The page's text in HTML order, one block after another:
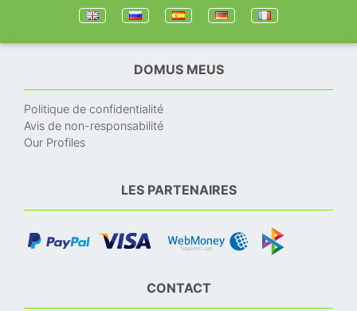
DOMUS MEUS
Politique de confidentialité
Avis de non-responsabilité
Our Profiles
LES PARTENAIRES
CONTACT